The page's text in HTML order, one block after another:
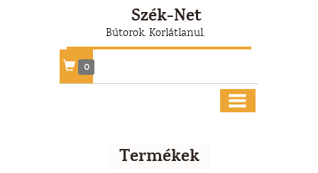
Szék-Net
Bútorok. Korlátlanul.
0
Termékek